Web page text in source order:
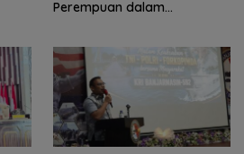
Perempuan dalam